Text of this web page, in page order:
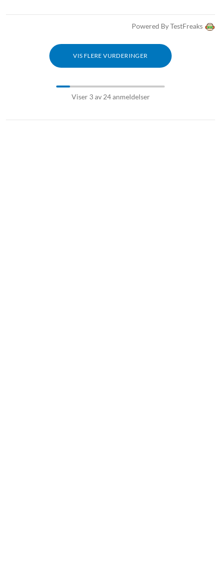
Powered By TestFreaks
VIS FLERE VURDERINGER
Viser 3 av 24 anmeldelser